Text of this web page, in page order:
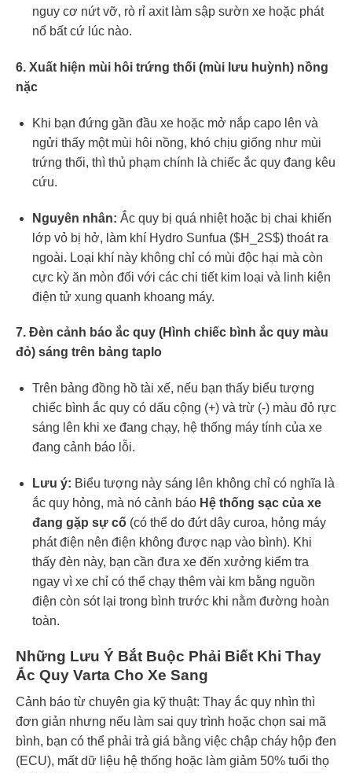
nguy cơ nứt vỡ, rò rỉ axit làm sập sườn xe hoặc phát
nổ bất cứ lúc nào.
6. Xuất hiện mùi hôi trứng thối (mùi lưu huỳnh) nồng
nặc
Khi bạn đứng gần đầu xe hoặc mở nắp capo lên và
ngửi thấy một mùi hôi nồng, khó chịu giống như mùi
trứng thối, thì thủ phạm chính là chiếc ắc quy đang kêu
cứu.
Nguyên nhân: Ắc quy bị quá nhiệt hoặc bị chai khiến
lớp vỏ bị hở, làm khí Hydro Sunfua ($H_2S$) thoát ra
ngoài. Loại khí này không chỉ có mùi độc hại mà còn
cực kỳ ăn mòn đối với các chi tiết kim loại và linh kiện
điện tử xung quanh khoang máy.
7. Đèn cảnh báo ắc quy (Hình chiếc bình ắc quy màu
đỏ) sáng trên bảng taplo
Trên bảng đồng hồ tài xế, nếu bạn thấy biểu tượng
chiếc bình ắc quy có dấu cộng (+) và trừ (-) màu đỏ rực
sáng lên khi xe đang chạy, hệ thống máy tính của xe
đang cảnh báo lỗi.
Lưu ý: Biểu tượng này sáng lên không chỉ có nghĩa là
ắc quy hỏng, mà nó cảnh báo Hệ thống sạc của xe
đang gặp sự cố(có thể do đứt dây curoa, hỏng máy
phát điện nên điện không được nạp vào bình). Khi
thấy đèn này, bạn cần đưa xe đến xưởng kiểm tra
ngay vì xe chỉ có thể chạy thêm vài km bằng nguồn
điện còn sót lại trong bình trước khi nằm đường hoàn
toàn.
Những Lưu Ý Bắt Buộc Phải Biết Khi Thay
Ắc Quy Varta Cho Xe Sang
Cảnh báo từ chuyên gia kỹ thuật: Thay ắc quy nhìn thì
đơn giản nhưng nếu làm sai quy trình hoặc chọn sai mã
bình, bạn có thể phải trả giá bằng việc chập cháy hộp đen
(ECU), mất dữ liệu hệ thống hoặc làm giảm 50% tuổi thọ